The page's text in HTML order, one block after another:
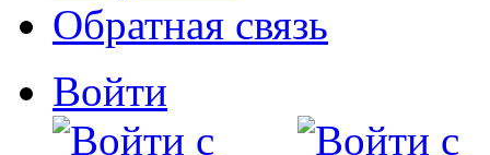
Обратная связь
Войти